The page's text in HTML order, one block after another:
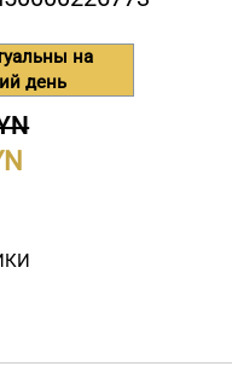
на
день